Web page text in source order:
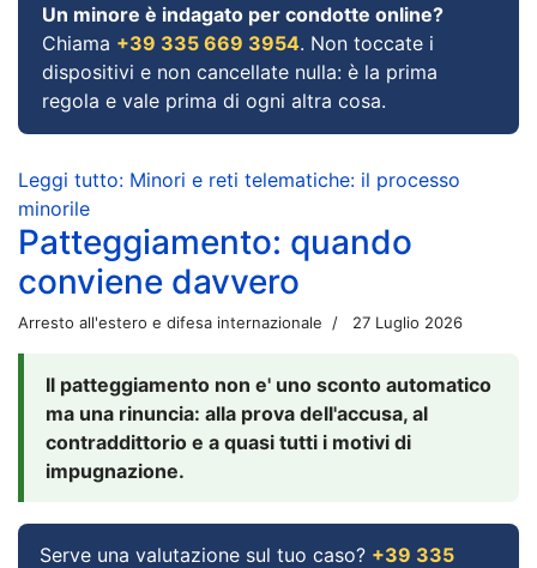
Un minore è indagato per condotte online?
Chiama +39 335 669 3954. Non toccate i
dispositivi e non cancellate nulla: è la prima
regola e vale prima di ogni altra cosa.
Leggi tutto: Minori e reti telematiche: il processo
minorile
Patteggiamento: quando
conviene davvero
Arresto all'estero e difesa internazionale 27 Luglio 2026
Il patteggiamento non e' uno sconto automatico
ma una rinuncia: alla prova dell'accusa, al
contraddittorio e a quasi tutti i motivi di
impugnazione.
Serve una valutazione sul tuo caso? +39 335